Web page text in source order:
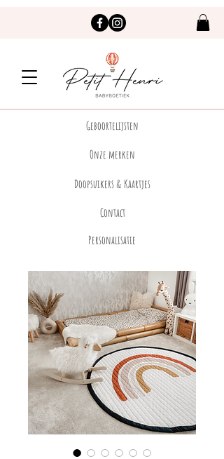
Geboortelijsten
Onze merken
Doopsuikers & Kaartjes
Contact
Personalisatie